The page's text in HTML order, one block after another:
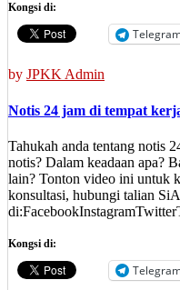
Kongsi di:
by JPKK Admin
Notis 24 jam di tempat
Tahukah anda tentang notis
notis? Dalam keadaan apa?
lain? Tonton video ini untuk
konsultasi, hubungi talian
Kongsi di: